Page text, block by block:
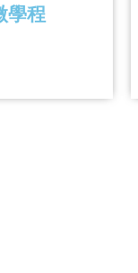
學程